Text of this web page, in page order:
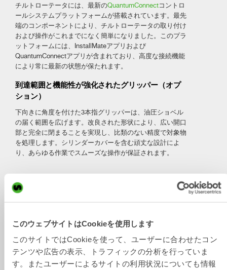
このウェブサイトはCookieを使用します
このサイトではCookieを使って、ユーザーに合わせたコン
テンツや広告の表示、トラフィックの分析を行っていま
す。またユーザーによるサイトの利用状況についても情報
チルトローテータには、最新のQuantumConnectコントロ
ールシステムプラットフォームが搭載されています。最先
端のコンポーネントにより、チルトローテータの取り付け
および操作がこれまでになく簡単になりました。このプラ
ットフォームには、InstallMateアプリおよび
QuantumConnectアプリが含まれており、高度な接続機能
により常に最新の状態が保たれます。
到達範囲と機能性が強化されたグリッパー（オプ
ション）
下向きに角度を付けた3本指グリッパーは、油圧ショベル
の届く範囲を広げます。改良された形状により、広い開口
部と完全に閉まることを実現し、比類のない精度で対象物
を処理します。シリンダーカバーを含む頑丈な設計によ
り、あらゆる作業でスムーズな操作が保証されます。
Imperial
チルトローテータ XTR15 XTR15
マシンインターフ
S60 SQ60